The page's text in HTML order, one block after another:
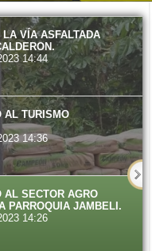
LA VÍA ASFALTADA
14:44
AL TURISMO
14:36
AL SECTOR AGRO
PARROQUIA JAMBELI.
14:26